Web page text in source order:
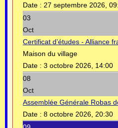
Date : 27 septembre 2026,
03
Oct
Certificat d’études - Alliance
Maison du village
Date : 3 octobre 2026, 14:00
08
Oct
Assemblée Générale Robas
Date : 8 octobre 2026, 20:30